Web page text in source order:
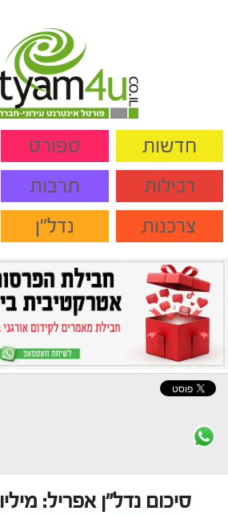
חדשות ספורט
רכילות
תרבות
צרכנות
נדל"ן
סיכום נדל"ן אפריל: